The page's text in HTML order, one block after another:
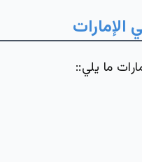
الإمارات
ما يلي::